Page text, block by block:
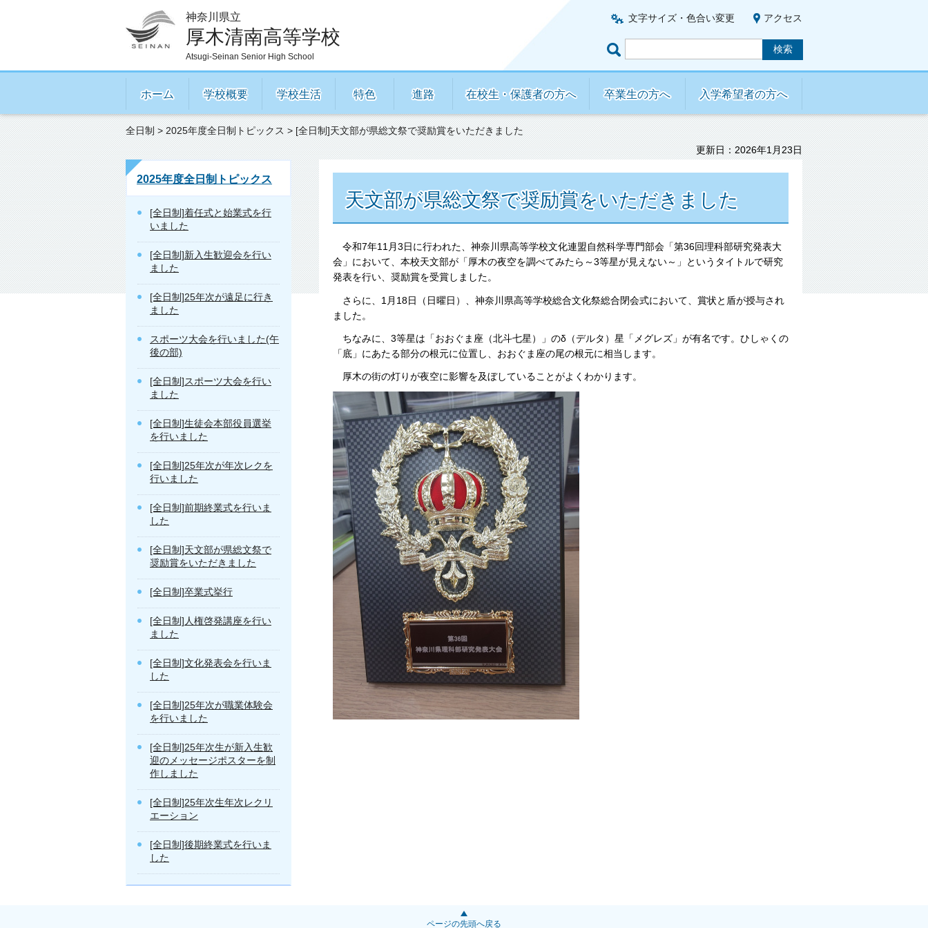
神奈川県立
厚木清南高等学校
Atsugi-Seinan Senior High School
文字サイズ・色合い変更 アクセス
ホーム 学校概要 学校生活 特色 進路 在校生・保護者の方へ 卒業生の方へ 入学希望者の方へ
全日制 > 2025年度全日制トピックス > [全日制]天文部が県総文祭で奨励賞をいただきました
更新日：2026年1月23日
2025年度全日制トピックス
[全日制]着任式と始業式を行
いました
[全日制]新入生歓迎会を行い
ました
[全日制]25年次が遠足に行き
ました
スポーツ大会を行いました(午
後の部)
[全日制]スポーツ大会を行い
ました
[全日制]生徒会本部役員選挙
を行いました
[全日制]25年次が年次レクを
行いました
[全日制]前期終業式を行いま
した
[全日制]天文部が県総文祭で
奨励賞をいただきました
[全日制]卒業式挙行
[全日制]人権啓発講座を行い
ました
[全日制]文化発表会を行いま
した
[全日制]25年次が職業体験会
を行いました
[全日制]25年次生が新入生歓
迎のメッセージポスターを制
作しました
[全日制]25年次生年次レクリ
エーション
[全日制]後期終業式を行いま
した
天文部が県総文祭で奨励賞をいただきました
令和7年11月3日に行われた、神奈川県高等学校文化連盟自然科学専門部会「第36回理科部研究発表大
会」において、本校天文部が「厚木の夜空を調べてみたら～3等星が見えない～」というタイトルで研究
発表を行い、奨励賞を受賞しました。
さらに、1月18日（日曜日）、神奈川県高等学校総合文化祭総合閉会式において、賞状と盾が授与され
ました。
ちなみに、3等星は「おおぐま座（北斗七星）」のδ（デルタ）星「メグレズ」が有名です。ひしゃくの
「底」にあたる部分の根元に位置し、おおぐま座の尾の根元に相当します。
厚木の街の灯りが夜空に影響を及ぼしていることがよくわかります。
ページの先頭へ戻る